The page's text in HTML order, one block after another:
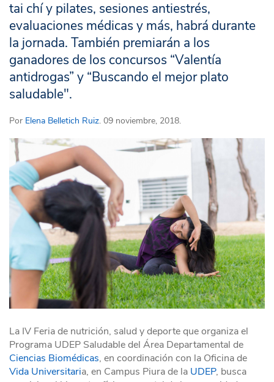
tai chí y pilates, sesiones antiestrés,
evaluaciones médicas y más, habrá durante
la jornada. También premiarán a los
ganadores de los concursos “Valentía
antidrogas” y “Buscando el mejor plato
saludable".
Por Elena Belletich Ruiz. 09 noviembre, 2018.
La IV Feria de nutrición, salud y deporte que organiza el
Programa UDEP Saludable del Área Departamental de
Ciencias Biomédicas, en coordinación con la Oficina de
Vida Universitaria, en Campus Piura de la UDEP, busca